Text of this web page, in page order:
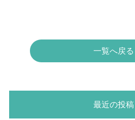
一覧へ戻る
最近の投稿